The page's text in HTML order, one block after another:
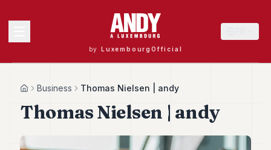
by LuxembourgOfficial
Andy
40
HomeBusiness Thomas Nielsen | andy
Thomas Nielsen | andy